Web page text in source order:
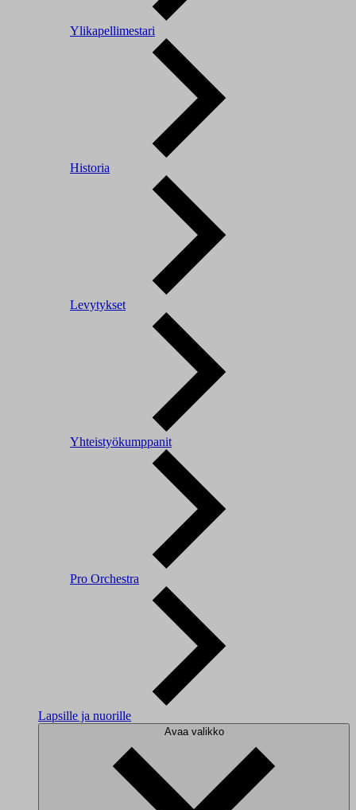
Ylikapellimestari
Historia
Levytykset
Yhteistyökumppanit
Pro Orchestra
Lapsille ja nuorille
Avaa valikko